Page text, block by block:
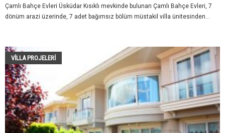
Çamlı Bahçe Evleri Üsküdar Kısıklı mevkinde bulunan Çamlı Bahçe Evleri, 7
dönüm arazi üzerinde, 7 adet bağımsız bölüm müstakil villa ünitesinden...
VILLA PROJELERI